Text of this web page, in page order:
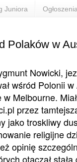
Juniora Ogłoszenia
Polaków w
Nowicki,
wśród Polonii
Melbourne.
przez
jako troskliwy
religijne
opinię
otaczał